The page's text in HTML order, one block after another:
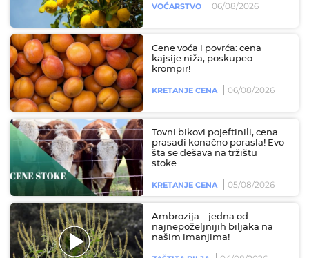
VOĆARSTVO 06/08/2026
Cene voća i povrća: cena
kajsije niža, poskupeo
krompir!
KRETANJE CENA 06/08/2026
Tovni bikovi pojeftinili, cena
prasadi konačno porasla! Evo
šta se dešava na tržištu
stoke...
KRETANJE CENA 05/08/2026
Ambrozija – jedna od
najnepoželjnijih biljaka na
našim imanjima!